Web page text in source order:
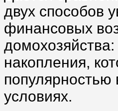
двух способов
финансовых
накопления,
условиях.